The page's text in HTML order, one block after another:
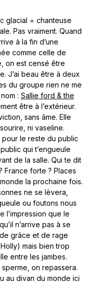
glacial = chanteuse
Pas vraiment. Quand
à la fin d’une
comme celle de
on est censé être
J’ai beau être à deux
du groupe rien ne me
: Sallie ford & the
être à l’extérieur.
sans âme. Elle
ni vaseline.
pour le reste du public
qui t’engueule
de la salle. Qui te dit
France forte ? Places
la prochaine fois.
ne se lèvera,
ou foutons nous
l’impression que le
n’arrive pas à se
grâce et de rage
mais bien trop
entre les jambes.
on repassera.
au divan du monde ici